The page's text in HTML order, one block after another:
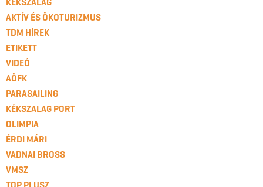
AKTÍV ÉS ÖKOTURIZMUS
TDM HÍREK
ETIKETT
VIDEÓ
AÖFK
PARASAILING
KÉKSZALAG PORT
OLIMPIA
ÉRDI MÁRI
VADNAI BROSS
VMSZ